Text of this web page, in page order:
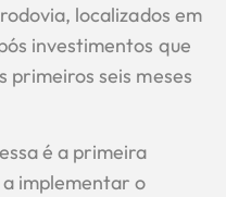
localizados em
investimentos que
primeiros seis meses
é a primeira
implementar o